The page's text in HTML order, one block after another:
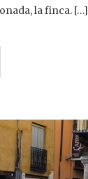
la finca. […]